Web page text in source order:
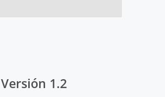
Versión 1.2